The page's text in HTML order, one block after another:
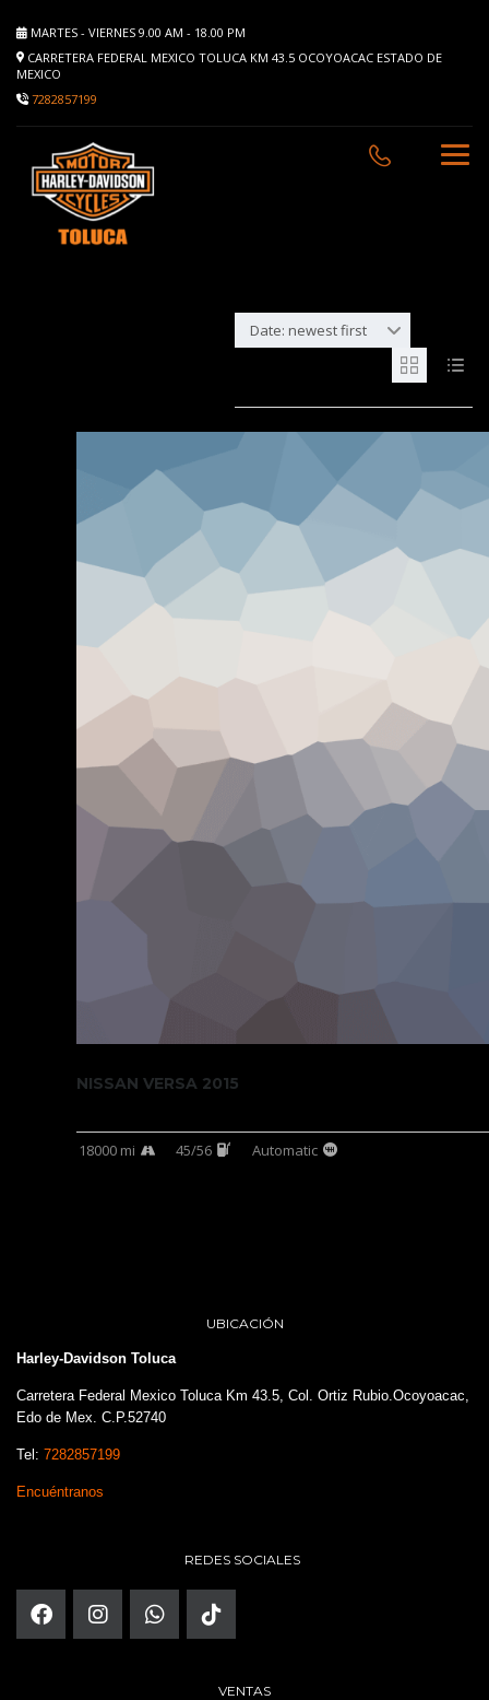
MARTES - VIERNES 9.00 AM - 18.00 PM
CARRETERA FEDERAL MEXICO TOLUCA KM 43.5 OCOYOACAC ESTADO DE
MEXICO
7282857199
Date: newest first
NISSAN VERSA 2015
18000 mi 45/56 Automatic
UBICACIÓN
Harley-Davidson Toluca
Carretera Federal Mexico Toluca Km 43.5, Col. Ortiz Rubio.Ocoyoacac,
Edo de Mex. C.P.52740
Tel: 7282857199
Encuéntranos
REDES SOCIALES
VENTAS